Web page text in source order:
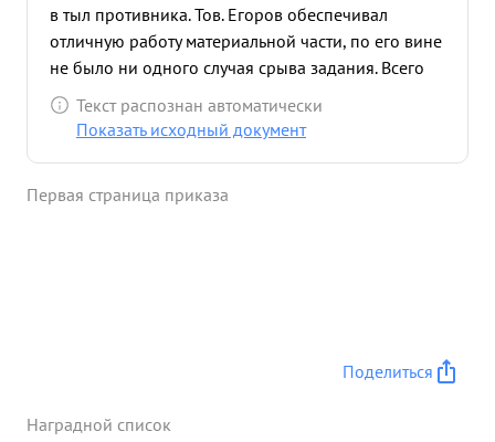
в тыл противника. Тов. Егоров обеспечивал
отличную работу материальной части, по его вине
не было ни одного случая срыва задания. Всего
им обслужено до 470 вылетов, из них 235 - в тыл
противника. Работая в качестве старшего техника
благодаря чего материальная часть работала
примером воспитывает технический состав в духе
Текст распознан автоматически
Показать исходный документ
Первая страница приказа
Поделиться
Наградной список